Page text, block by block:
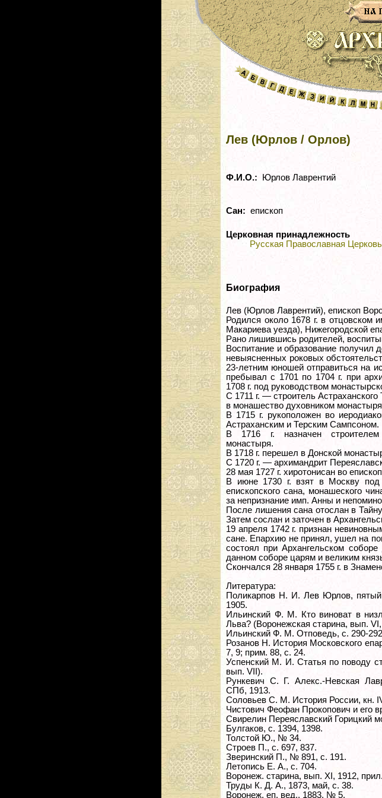
Лев (Юрлов / Орлов)
Ф.И.О.: Юрлов Лаврентий
Сан: епископ
Церковная принадлежность
Русская Православная Церковь
Биография
Лев (Юрлов Лаврентий), епископ
Родился около 1678 г. в отцовском
Макариева уезда), Нижегородской
Рано лишившись родителей,
Воспитание и образование
невыясненных роковых
23-летним юношей отправиться на
пребывал с 1701 по 1704 г. при
1708 г. под руководством
С 1711 г. — строитель
в монашество духовником
В 1715 г. рукоположен во
Астраханским и Терским Сампсоном.
В 1716 г. назначен строителем
монастыря.
В 1718 г. перешел в Донской
С 1720 г. — архимандрит
28 мая 1727 г. хиротонисан во
В июне 1730 г. взят в Москву
епископского сана, монашеского
за непризнание имп. Анны и
После лишения сана отослан в
Затем сослан и заточен в
19 апреля 1742 г. признан
сане. Епархию не принял, ушел на
состоял при Архангельском
данном соборе царям и великим
Скончался 28 января 1755 г. в
Литература:
Поликарпов Н. И. Лев Юрлов, пятый
1905.
Ильинский Ф. М. Кто виноват в
Льва? (Воронежская старина, вып.
Ильинский Ф. М. Отповедь, с. 290-
Розанов Н. История Московского
7, 9; прим. 88, с. 24.
Успенский М. И. Статья по поводу
вып. VII).
Рункевич С. Г. Алекс.-Невская
СПб, 1913.
Соловьев С. М. История России, кн.
Чистович Феофан Прокопович и его
Свирелин Переяславский Горицкий
Булгаков, с. 1394, 1398.
Толстой Ю., № 34.
Строев П., с. 697, 837.
Зверинский П., № 891, с. 191.
Летопись Е. А., с. 704.
Воронеж. старина, вып. XI, 1912,
Труды К. Д. А., 1873, май, с. 38.
Воронеж. еп. вед., 1883, № 5.